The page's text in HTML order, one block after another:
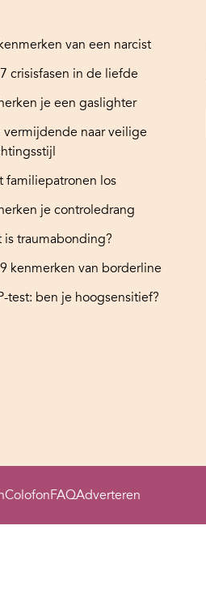
van een narcist
crisisfasen in de liefde
je een gaslighter
vermijdende naar veilige
familiepatronen los
je controledrang
is traumabonding?
kenmerken van borderline
test: ben je hoogsensitief?
ColofonFAQAdverteren